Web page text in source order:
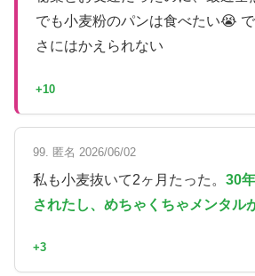
でも小麦粉のパンは食べたい😭
さにはかえられない
+10
99. 匿名 2026/06/02
私も小麦抜いて2ヶ月たった。 30
されたし、めちゃくちゃメンタル
+3